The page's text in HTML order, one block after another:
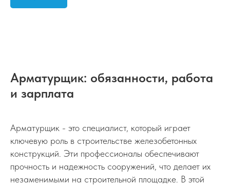
Арматурщик: обязанности, работа
и зарплата
Арматурщик - это специалист, который играет
ключевую роль в строительстве железобетонных
конструкций. Эти профессионалы обеспечивают
прочность и надежность сооружений, что делает их
незаменимыми на строительной площадке. В этой